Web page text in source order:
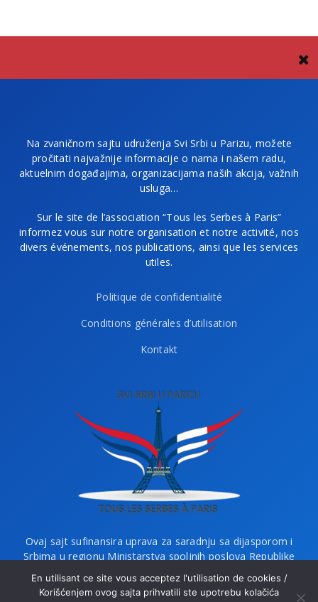
Na zvaničnom sajtu udruženja Svi Srbi u Parizu, možete
pročitati najvažnije informacije o nama i našem radu,
aktuelnim događajima, organizacijama naših akcija, važnih
usluga…
Sur le site de l’association “Tous les Serbes à Paris”
informez vous sur notre organisation et notre activité, nos
divers événements, nos publications, ainsi que les services
utiles.
Politique de confidentialité
Conditions générales d’utilisation
Kontakt
Ovaj sajt sufinansira uprava za saradnju sa dijasporom i
Srbima u regionu Ministarstva spoljnih poslova Republike
Srbije i Ministarstvo bez portfelja zaduženo za dijasporu.
En utilisant ce site vous acceptez l'utilisation de cookies /
Korišćenjem ovog sajta prihvatili ste upotrebu kolačića